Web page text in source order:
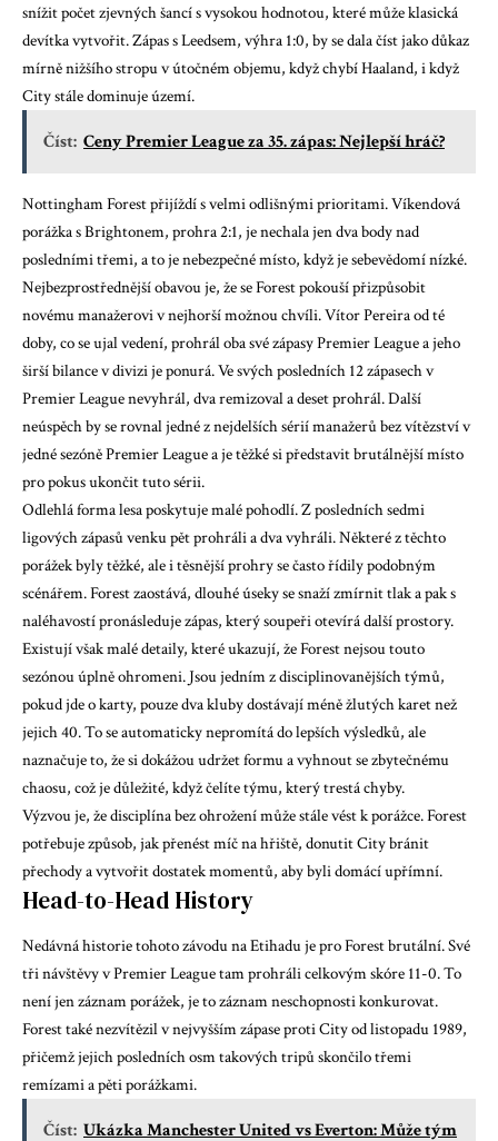
snížit počet zjevných šancí s vysokou hodnotou, které může klasická
devítka vytvořit. Zápas s Leedsem, výhra 1:0, by se dala číst jako důkaz
mírně nižšího stropu v útočném objemu, když chybí Haaland, i když
City stále dominuje území.
Číst: Ceny Premier League za 35. zápas: Nejlepší hráč?
Nottingham Forest přijíždí s velmi odlišnými prioritami. Víkendová
porážka s Brightonem, prohra 2:1, je nechala jen dva body nad
posledními třemi, a to je nebezpečné místo, když je sebevědomí nízké.
Nejbezprostřednější obavou je, že se Forest pokouší přizpůsobit
novému manažerovi v nejhorší možnou chvíli. Vítor Pereira od té
doby, co se ujal vedení, prohrál oba své zápasy Premier League a jeho
širší bilance v divizi je ponurá. Ve svých posledních 12 zápasech v
Premier League nevyhrál, dva remizoval a deset prohrál. Další
neúspěch by se rovnal jedné z nejdelších sérií manažerů bez vítězství v
jedné sezóně Premier League a je těžké si představit brutálnější místo
pro pokus ukončit tuto sérii.
Odlehlá forma lesa poskytuje malé pohodlí. Z posledních sedmi
ligových zápasů venku pět prohráli a dva vyhráli. Některé z těchto
porážek byly těžké, ale i těsnější prohry se často řídily podobným
scénářem. Forest zaostává, dlouhé úseky se snaží zmírnit tlak a pak s
naléhavostí pronásleduje zápas, který soupeři otevírá další prostory.
Existují však malé detaily, které ukazují, že Forest nejsou touto
sezónou úplně ohromeni. Jsou jedním z disciplinovanějších týmů,
pokud jde o karty, pouze dva kluby dostávají méně žlutých karet než
jejich 40. To se automaticky nepromítá do lepších výsledků, ale
naznačuje to, že si dokážou udržet formu a vyhnout se zbytečnému
chaosu, což je důležité, když čelíte týmu, který trestá chyby.
Výzvou je, že disciplína bez ohrožení může stále vést k porážce. Forest
potřebuje způsob, jak přenést míč na hřiště, donutit City bránit
přechody a vytvořit dostatek momentů, aby byli domácí upřímní.
Head-to-Head History
Nedávná historie tohoto závodu na Etihadu je pro Forest brutální. Své
tři návštěvy v Premier League tam prohráli celkovým skóre 11-0. To
není jen záznam porážek, je to záznam neschopnosti konkurovat.
Forest také nezvítězil v nejvyšším zápase proti City od listopadu 1989,
přičemž jejich posledních osm takových tripů skončilo třemi
remízami a pěti porážkami.
Číst: Ukázka Manchester United vs Everton: Může tým